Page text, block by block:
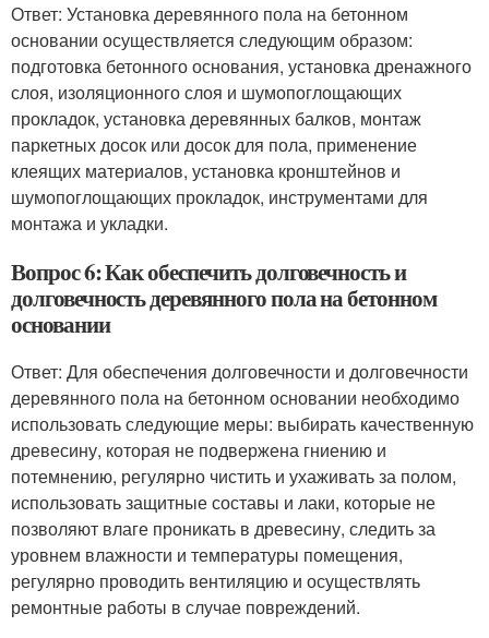
Ответ: Установка деревянного пола на бетонном
основании осуществляется следующим образом:
подготовка бетонного основания, установка дренажного
слоя, изоляционного слоя и шумопоглощающих
прокладок, установка деревянных балков, монтаж
паркетных досок или досок для пола, применение
клеящих материалов, установка кронштейнов и
шумопоглощающих прокладок, инструментами для
монтажа и укладки.
Вопрос 6: Как обеспечить долговечность и
долговечность деревянного пола на бетонном
основании
Ответ: Для обеспечения долговечности и долговечности
деревянного пола на бетонном основании необходимо
использовать следующие меры: выбирать качественную
древесину, которая не подвержена гниению и
потемнению, регулярно чистить и ухаживать за полом,
использовать защитные составы и лаки, которые не
позволяют влаге проникать в древесину, следить за
уровнем влажности и температуры помещения,
регулярно проводить вентиляцию и осуществлять
ремонтные работы в случае повреждений.